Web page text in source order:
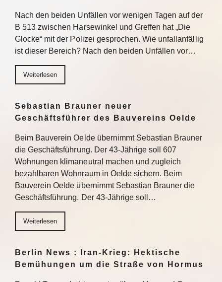
Nach den beiden Unfällen vor wenigen Tagen auf der
B 513 zwischen Harsewinkel und Greffen hat „Die
Glocke“ mit der Polizei gesprochen. Wie unfallanfällig
ist dieser Bereich? Nach den beiden Unfällen vor…
Weiterlesen
Sebastian Brauner neuer
Geschäftsführer des Bauvereins Oelde
Beim Bauverein Oelde übernimmt Sebastian Brauner
die Geschäftsführung. Der 43-Jährige soll 607
Wohnungen klimaneutral machen und zugleich
bezahlbaren Wohnraum in Oelde sichern. Beim
Bauverein Oelde übernimmt Sebastian Brauner die
Geschäftsführung. Der 43-Jährige soll…
Weiterlesen
Berlin News : Iran-Krieg: Hektische
Bemühungen um die Straße von Hormus